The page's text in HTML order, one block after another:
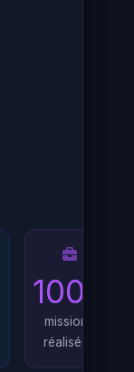
100+
missions
réalisées